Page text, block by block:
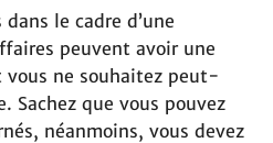
le cadre d’une
peuvent avoir une
vous ne souhaitez peut-
Sachez que vous pouvez
néanmoins, vous devez